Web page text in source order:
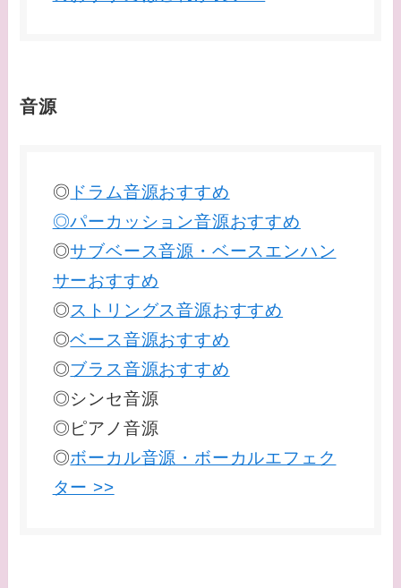
音源
◎ ドラム音源おすすめ
◎パーカッション音源おすすめ
◎サブベース音源・ベースエンハン
サーおすすめ
◎ストリングス音源おすすめ
◎ベース音源おすすめ
◎ブラス音源おすすめ
◎シンセ音源
◎ピアノ音源
◎ボーカル音源・ボーカルエフェク
ター >>